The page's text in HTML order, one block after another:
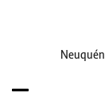
Neuquén